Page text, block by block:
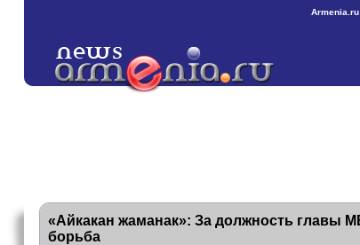
Armenia.ru
«Айкакан жаманак»: За должность главы
борьба